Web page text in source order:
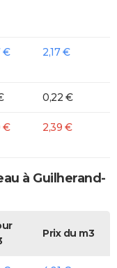
€ 2,17 €
0,22 €
€ 2,39 €
à Guilherand-
Prix du m3